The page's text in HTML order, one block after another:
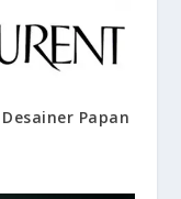
Papan